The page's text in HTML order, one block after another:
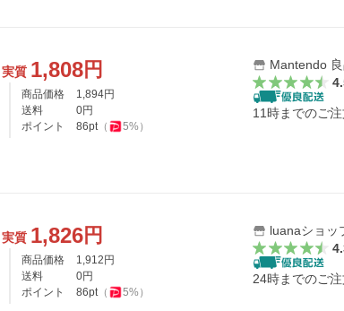
実質 1,808円
商品価格 1,894円
送料
0円
ポイント
86pt（ 5%）
Mantendo
11時までのご
実質 1,826円
商品価格 1,912 円
送料
0円
ポイント
86pt（ 5%）
luanaショッ
24時までのご